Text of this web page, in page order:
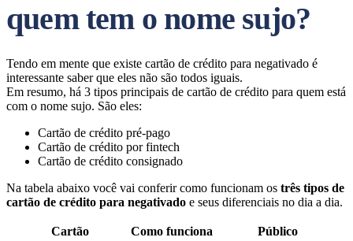
quem tem o nome sujo?
Tendo em mente que existe cartão de crédito para negativado é
interessante saber que eles não são todos iguais.
Em resumo, há 3 tipos principais de cartão de crédito para quem está
com o nome sujo. São eles:
Cartão de crédito pré-pago
Cartão de crédito por fintech
Cartão de crédito consignado
Na tabela abaixo você vai conferir como funcionam os três tipos de
cartão de crédito para negativado e seus diferenciais no dia a dia.
Cartão Como funciona Público